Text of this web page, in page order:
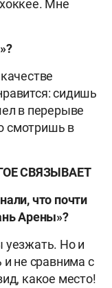
Мне
сидишь
в перерыве
смотришь в
СВЯЗЫВАЕТ
что почти
Арены»?
уезжать. Но и
и не сравнима с
какое место!